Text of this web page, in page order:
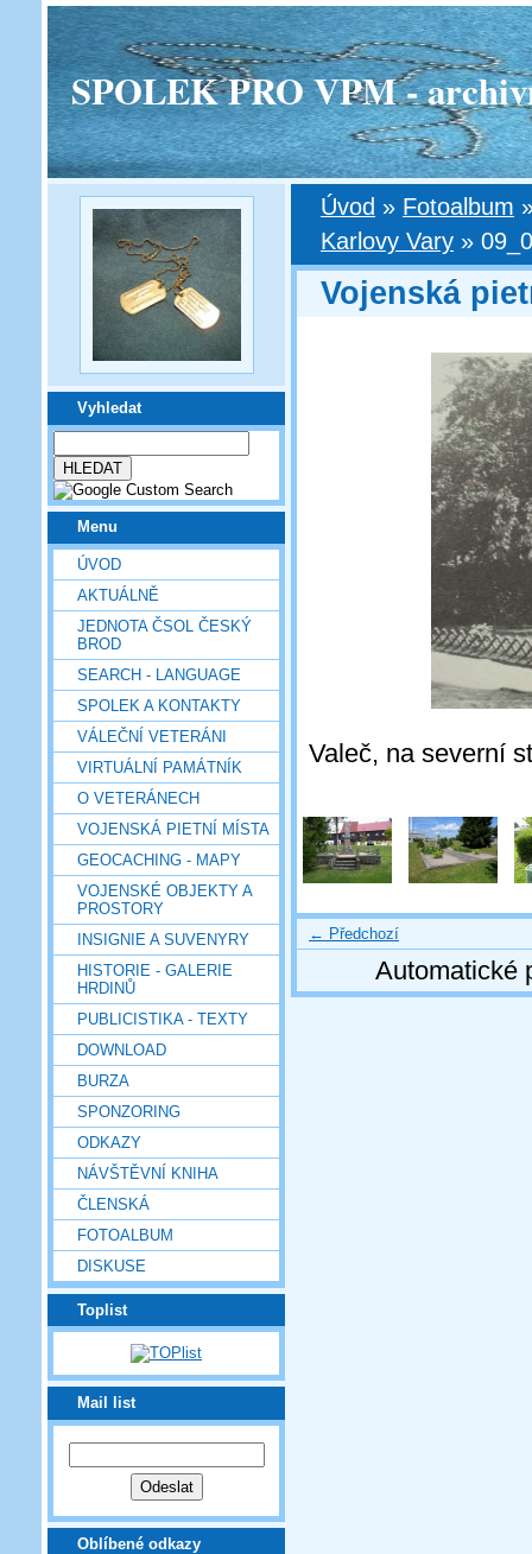
SPOLEK PRO VPM -
Vyhledat
Menu
ÚVOD
AKTUÁLNĚ
JEDNOTA ČSOL ČESKÝ
BROD
SEARCH - LANGUAGE
SPOLEK A KONTAKTY
VÁLEČNÍ VETERÁNI
VIRTUÁLNÍ PAMÁTNÍK
O VETERÁNECH
VOJENSKÁ PIETNÍ MÍSTA
GEOCACHING - MAPY
VOJENSKÉ OBJEKTY A
PROSTORY
INSIGNIE A SUVENYRY
HISTORIE - GALERIE
HRDINŮ
PUBLICISTIKA - TEXTY
DOWNLOAD
BURZA
SPONZORING
ODKAZY
NÁVŠTĚVNÍ KNIHA
ČLENSKÁ
FOTOALBUM
DISKUSE
Toplist
Mail list
Oblíbené odkazy
Úvod » Fotoalbum
Karlovy Vary »
Vojenská
Valeč, na severní
← Předchozí
Automatické